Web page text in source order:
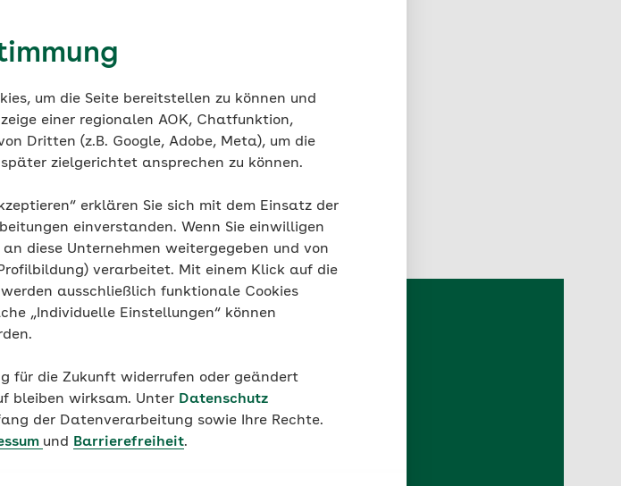
um die Seite bereitstellen zu können und
einer regionalen AOK, Chatfunktion,
Dritten (z.B. Google, Adobe, Meta), um die
zielgerichtet ansprechen zu können.
erklären Sie sich mit dem Einsatz der
einverstanden. Wenn Sie einwilligen
diese Unternehmen weitergegeben und von
verarbeitet. Mit einem Klick auf die
ausschließlich funktionale Cookies
„Individuelle Einstellungen“ können
für die Zukunft widerrufen oder geändert
bleiben wirksam. Unter Datenschutz
der Datenverarbeitung sowie Ihre Rechte.
und Barrierefreiheit.
Ärzten oder Krankenhäusern in Ihrer Nähe.
Pflege finden Sie in unseren Navigatoren.
Wir unterstützen Sie mit zahlreichen
eine schwierige Situation. Unsere Pflegeberater
wichtigen Leistungen zu beantragen.
Alle Leistungen der AOK
ausfüllen und Mitglied werden.